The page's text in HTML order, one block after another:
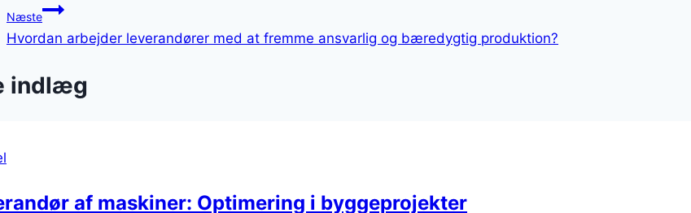
Næste
Hvordan arbejder leverandører med at fremme ansvarlig og bæredygtig produktion?
indlæg
af maskiner: Optimering i byggeprojekter